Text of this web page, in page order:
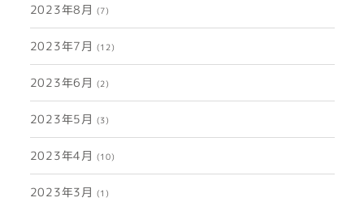
2023年8月 (7)
2023年7月 (12)
2023年6月 (2)
2023年5月 (3)
2023年4月 (10)
2023年3月 (1)